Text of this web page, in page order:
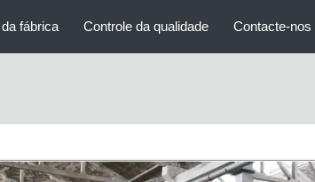
fábrica Controle da qualidade Contacte-nos